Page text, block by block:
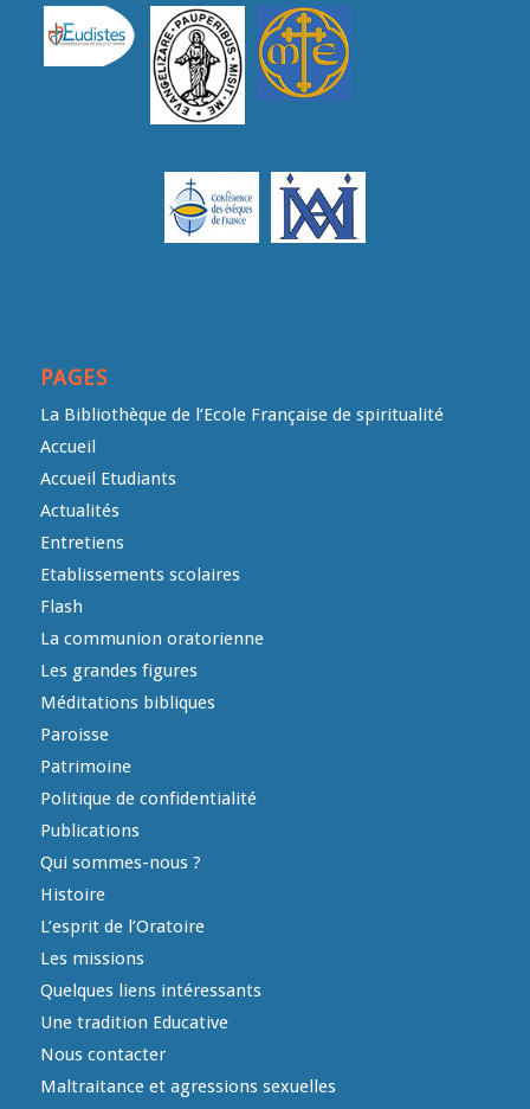
PAGES
La Bibliothèque de l’Ecole Française de spiritualité
Accueil
Accueil Etudiants
Actualités
Entretiens
Etablissements scolaires
Flash
La communion oratorienne
Les grandes figures
Méditations bibliques
Paroisse
Patrimoine
Politique de confidentialité
Publications
Qui sommes-nous ?
Histoire
L’esprit de l’Oratoire
Les missions
Quelques liens intéressants
Une tradition Educative
Nous contacter
Maltraitance et agressions sexuelles